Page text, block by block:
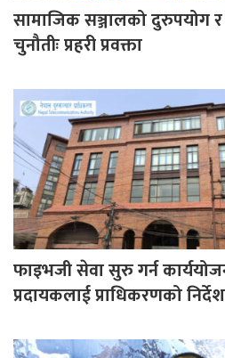
सामाजिक सञ्जालको दुरुपयोग
चुनौतीः प्रहरी प्रवक्ता
फाइभजी सेवा सुरु गर्न
प्रदायकलाई प्राधिकरणको